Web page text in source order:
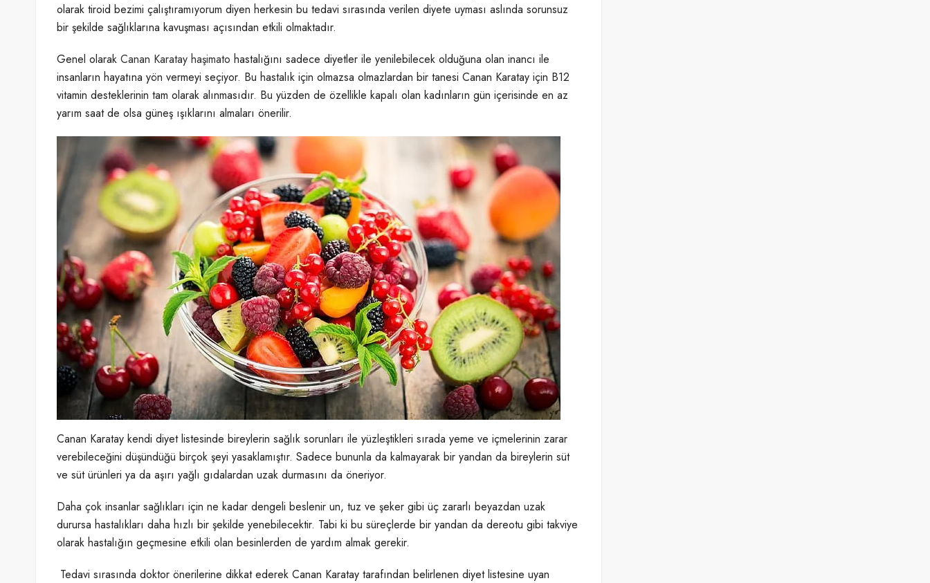
olarak tiroid bezimi çalıştıramıyorum diyen herkesin bu tedavi sırasında verilen diyete uyması aslında sorunsuz
bir şekilde sağlıklarına kavuşması açısından etkili olmaktadır.
Genel olarak Canan Karatay haşimato hastalığını sadece diyetler ile yenilebilecek olduğuna olan inancı ile
insanların hayatına yön vermeyi seçiyor. Bu hastalık için olmazsa olmazlardan bir tanesi Canan Karatay için B12
vitamin desteklerinin tam olarak alınmasıdır. Bu yüzden de özellikle kapalı olan kadınların gün içerisinde en az
yarım saat de olsa güneş ışıklarını almaları önerilir.
Canan Karatay kendi diyet listesinde bireylerin sağlık sorunları ile yüzleştikleri sırada yeme ve içmelerinin zarar
verebileceğini düşündüğü birçok şeyi yasaklamıştır. Sadece bununla da kalmayarak bir yandan da bireylerin süt
ve süt ürünleri ya da aşırı yağlı gıdalardan uzak durmasını da öneriyor.
Daha çok insanlar sağlıkları için ne kadar dengeli beslenir un, tuz ve şeker gibi üç zararlı beyazdan uzak
durursa hastalıkları daha hızlı bir şekilde yenebilecektir. Tabi ki bu süreçlerde bir yandan da dereotu gibi takviye
olarak hastalığın geçmesine etkili olan besinlerden de yardım almak gerekir.
Tedavi sırasında doktor önerilerine dikkat ederek Canan Karatay tarafından belirlenen diyet listesine uyan